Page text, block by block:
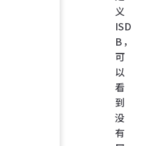
义
ISD
B，
可
以
看
到
没
有